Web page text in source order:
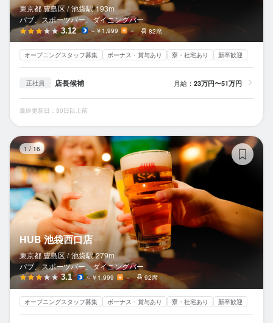
東京都 豊島区 / 池袋駅 193m
パブ、スポーツバー、ダイニングバー
3.12 ～￥1,999 － 82席
オープニングスタッフ募集 ボーナス・賞与あり 寮・社宅あり 新卒歓迎
正社員 店長候補 月給： 23万円〜51万円
最終更新日：30日以上前
1 / 16
HUB 池袋西口店
東京都 豊島区 / 池袋駅 279m
パブ、スポーツバー、ダイニングバー
3.1 ～￥1,999 － 92席
オープニングスタッフ募集 ボーナス・賞与あり 寮・社宅あり 新卒歓迎